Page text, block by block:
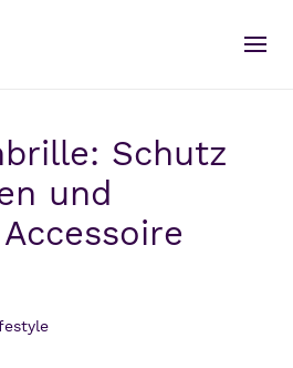
Schutz
und